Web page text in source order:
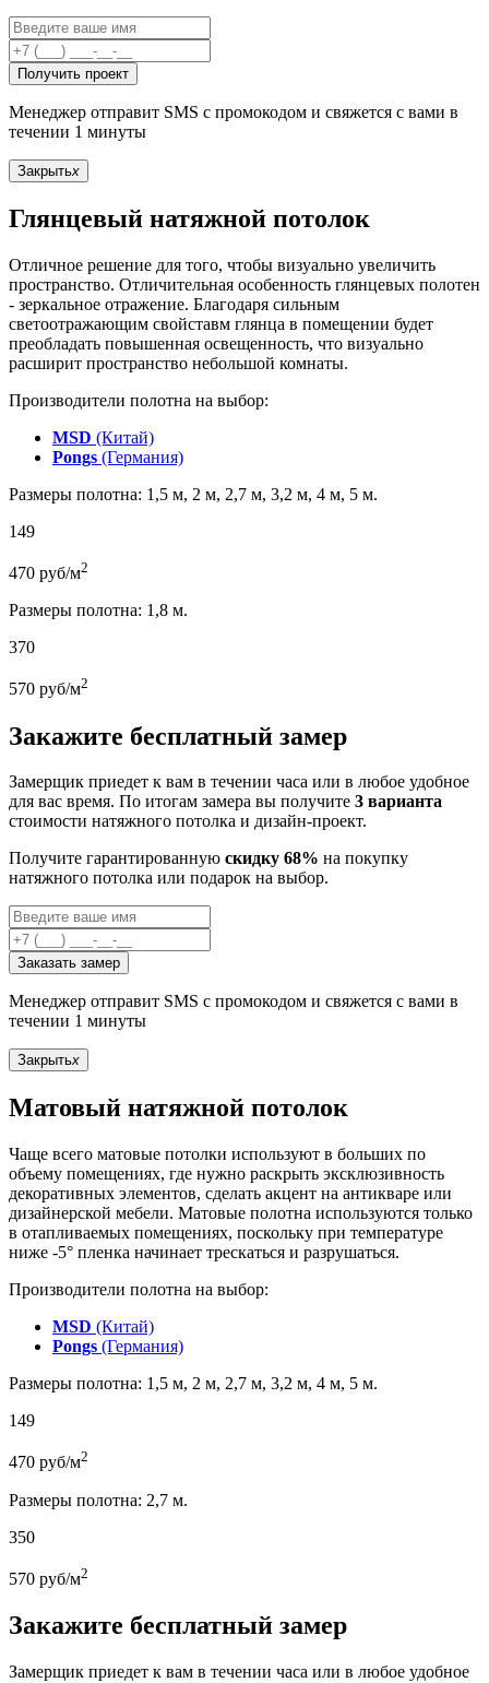
Получить проект
Менеджер отправит SMS с промокодом и свяжется с вами в
течении 1 минуты
Закрытьx
Глянцевый натяжной потолок
Отличное решение для того, чтобы визуально увеличить
пространство. Отличительная особенность глянцевых полотен
- зеркальное отражение. Благодаря сильным
светоотражающим свойставм глянца в помещении будет
преобладать повышенная освещенность, что визуально
расширит пространство небольшой комнаты.
Производители полотна на выбор:
MSD (Китай)
Pongs (Германия)
Размеры полотна: 1,5 м, 2 м, 2,7 м, 3,2 м, 4 м, 5 м.
149
470 руб/м2
Размеры полотна: 1,8 м.
370
570 руб/м2
Закажите бесплатный замер
Замерщик приедет к вам в течении часа или в любое удобное
для вас время. По итогам замера вы получите 3 варианта
стоимости натяжного потолка и дизайн-проект.
Получите гарантированную скидку 68% на покупку
натяжного потолка или подарок на выбор.
Заказать замер
Менеджер отправит SMS с промокодом и свяжется с вами в
течении 1 минуты
Закрытьx
Матовый натяжной потолок
Чаще всего матовые потолки используют в больших по
объему помещениях, где нужно раскрыть эксклюзивность
декоративных элементов, сделать акцент на антикваре или
дизайнерской мебели. Матовые полотна используются только
в отапливаемых помещениях, поскольку при температуре
ниже -5° пленка начинает трескаться и разрушаться.
Производители полотна на выбор:
MSD (Китай)
Pongs (Германия)
Размеры полотна: 1,5 м, 2 м, 2,7 м, 3,2 м, 4 м, 5 м.
149
470 руб/м2
Размеры полотна: 2,7 м.
350
570 руб/м2
Закажите бесплатный замер
Замерщик приедет к вам в течении часа или в любое удобное